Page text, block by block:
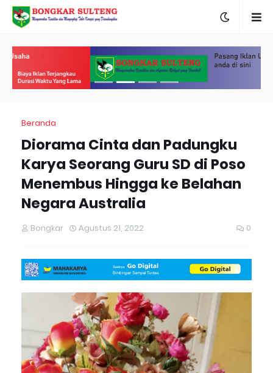
Beranda
Diorama Cinta dan Padungku
Karya Seorang Guru SD di Poso
Menembus Hingga ke Belahan
Negara Australia
Bongkar Agustus 21, 2022 0